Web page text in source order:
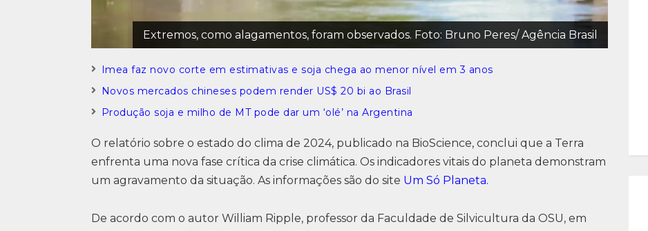
Extremos, como alagamentos, foram observados. Foto: Bruno Peres/ Agência Brasil
Imea faz novo corte em estimativas e soja chega ao menor nível em 3 anos
Novos mercados chineses podem render US$ 20 bi ao Brasil
Produção soja e milho de MT pode dar um ‘olé’ na Argentina
O relatório sobre o estado do clima de 2024, publicado na BioScience, conclui que a Terra
enfrenta uma nova fase crítica da crise climática. Os indicadores vitais do planeta demonstram
um agravamento da situação. As informações são do site Um Só Planeta.
De acordo com o autor William Ripple, professor da Faculdade de Silvicultura da OSU, em